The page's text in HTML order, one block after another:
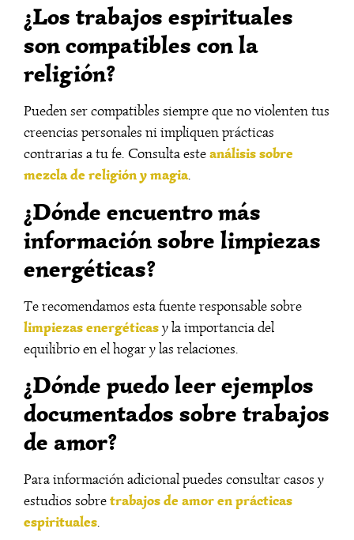
¿Los trabajos espirituales
son compatibles con la
religión?
Pueden ser compatibles siempre que no violenten tus
creencias personales ni impliquen prácticas
contrarias a tu fe. Consulta esteanálisis sobre
mezcla de religión y magia.
¿Dónde encuentro más
información sobre limpiezas
energéticas?
Te recomendamos esta fuente responsable sobre
limpiezas energéticasy la importancia del
equilibrio en el hogar y las relaciones.
¿Dónde puedo leer ejemplos
documentados sobre trabajos
de amor?
Para información adicional puedes consultar casos y
estudios sobretrabajos de amor en prácticas
espirituales.